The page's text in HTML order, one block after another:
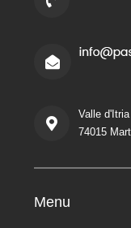
Valle d'Itria
74015
Menu